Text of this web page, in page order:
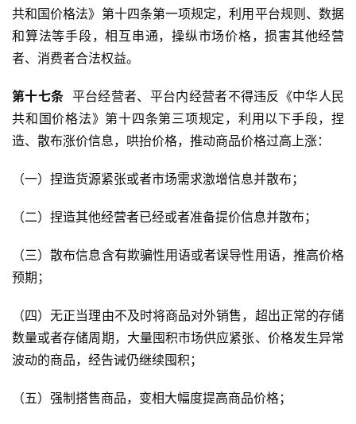
共和国价格法》第十四条第一项规定，利用平台规则、数据
和算法等手段，相互串通，操纵市场价格，损害其他经营
者、消费者合法权益。
第十七条 平台经营者、平台内经营者不得违反《中华人民
共和国价格法》第十四条第三项规定，利用以下手段，捏
造、散布涨价信息，哄抬价格，推动商品价格过高上涨：
（一）捏造货源紧张或者市场需求激增信息并散布；
（二）捏造其他经营者已经或者准备提价信息并散布；
（三）散布信息含有欺骗性用语或者误导性用语，推高价格
预期；
（四）无正当理由不及时将商品对外销售，超出正常的存储
数量或者存储周期，大量囤积市场供应紧张、价格发生异常
波动的商品，经告诫仍继续囤积；
（五）强制搭售商品，变相大幅度提高商品价格；